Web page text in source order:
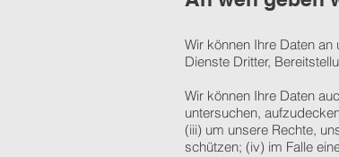
Wir können Ihre Daten
Dienste Dritter,
Wir können Ihre Daten
untersuchen,
(iii) um unsere Rechte,
schützen; (iv) im Falle